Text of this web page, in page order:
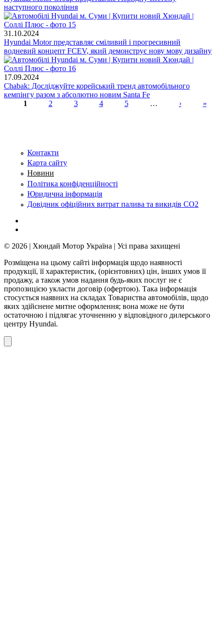
наступного покоління
31.10.2024
Hyundai Motor представляє сміливий і прогресивний
водневий концепт FCEV, який демонструє нову мову дизайну
17.09.2024
Chabak: Досліджуйте корейський тренд автомобільного
кемпінгу разом з абсолютно новим Santa Fe
1 2 3 4 5 … › »
Контакти
Карта сайту
Новини
Політика конфіденційності
Юридична інформація
Довідник офіційних витрат палива та викидів СО2
© 2026 | Хюндай Мотор Україна | Усі права захищені
Розміщена на цьому сайті інформація щодо наявності
продукції, її характеристик, (орієнтовних) цін, інших умов її
продажу, а також умов надання будь-яких послуг не є
пропозицією укласти договір (офертою). Така інформація
стосується наявних на складах Товариства автомобілів, щодо
яких здійснене митне оформлення; вона може не бути
остаточною і підлягає уточненню у відповідного дилерського
центру Hyundai.